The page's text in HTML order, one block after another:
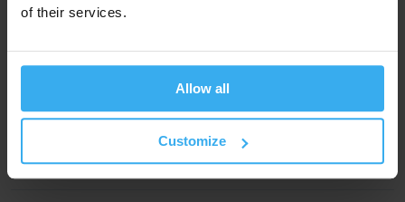
of their services.
Allow all
Customize
Pobierz w wersji PDF
Training also available in English .
Przeznaczenie i wymagania